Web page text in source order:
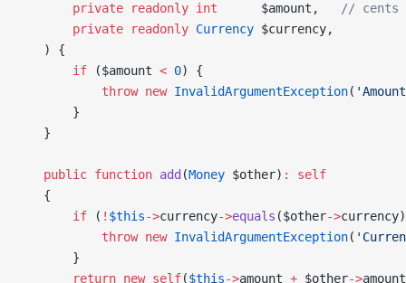
        private
readonly int
      $amount,
// cents
        private
readonly Currency $currency,
    ) {
        if
($amount < 0) {
            throw
new InvalidArgumentException(
        }
    }
    public
function add (Money $other) :
self
    {
        if
( ! $this->currency->equals ($other->
            throw
new InvalidArgumentException(
        }
        return
new self($this->amount + $other->